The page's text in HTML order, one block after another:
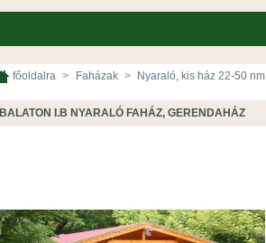
főoldalra > Faházak > Nyaraló, kis ház 22-50 nm
BALATON I.B NYARALÓ FAHÁZ, GERENDAHÁZ